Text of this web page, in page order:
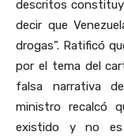
descritos
decir que
drogas”. Ratificó
por el tema del
falsa narrativa
ministro recalcó
existido y no es